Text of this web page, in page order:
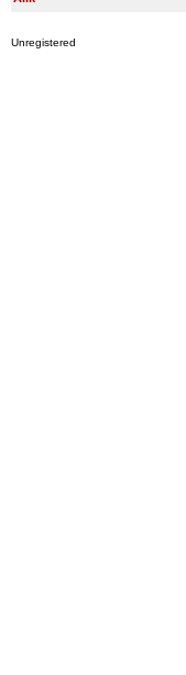
Unregistered